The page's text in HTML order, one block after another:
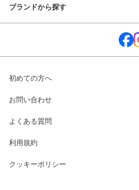
ブランドから探す
初めての方へ
お問い合わせ
よくある質問
利用規約
クッキーポリシー